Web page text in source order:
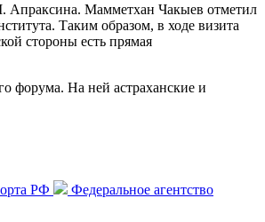
Апраксина. Мамметхан Чакыев отметил
Таким образом, в ходе визита
стороны есть прямая
форума. На ней астраханские и
РФ
Федеральное агентство